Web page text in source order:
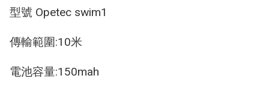
型號 Opetec swim1
傳輸範圍:10米
電池容量:150mah